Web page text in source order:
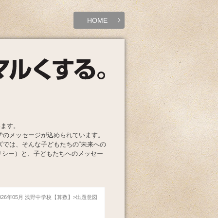
HOME
す。
メッセージが込められています。
は、そんな子どもたちの“未来への
ー）と、子どもたちへのメッセー
年05月 浅野中学校【算数】 出題意図